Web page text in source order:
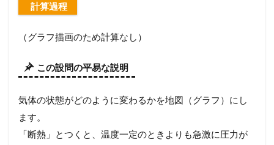
計算過程
（グラフ描画のため計算なし）
この設問の平易な説明
気体の状態がどのように変わるかを地図（グラフ）にし
ます。
「断熱」とつくと、温度一定のときよりも急激に圧力が